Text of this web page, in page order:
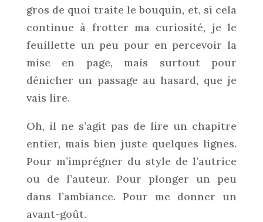
gros de quoi traite le bouquin, et, si cela
continue à frotter ma curiosité, je le
feuillette un peu pour en percevoir la
mise en page, mais surtout pour
dénicher un passage au hasard, que je
vais lire.
Oh, il ne s’agit pas de lire un chapitre
entier, mais bien juste quelques lignes.
Pour m’imprégner du style de l’autrice
ou de l’auteur. Pour plonger un peu
dans l’ambiance. Pour me donner un
avant-goût.